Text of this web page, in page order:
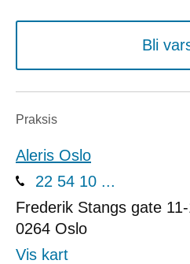
Bli
Praksis
Aleris Oslo
22 54 10 ...
Frederik Stangs gate
0264 Oslo
Vis kart